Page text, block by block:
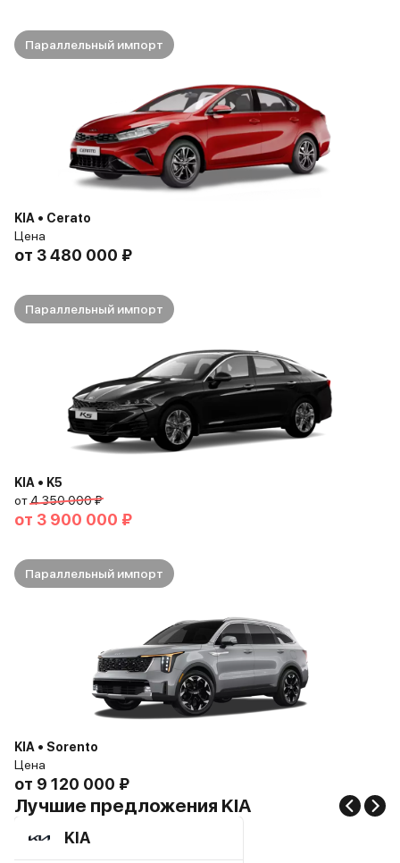
Параллельный импорт
KIA • Cerato
Цена
от 3 480 000 ₽
Параллельный импорт
KIA • K5
от4 350 000 ₽
от 3 900 000 ₽
Параллельный импорт
KIA • Sorento
Цена
от 9 120 000 ₽
Лучшие предложения KIA
KIA